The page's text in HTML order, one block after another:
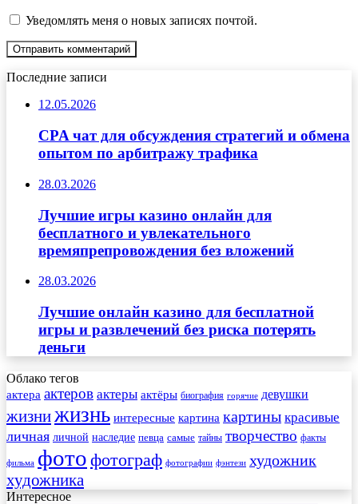
Уведомлять меня о новых записях почтой.
Последние записи
12.05.2026
CPA чат для обсуждения стратегий и обмена
опытом по арбитражу трафика
28.03.2026
Лучшие игры казино онлайн для
бесплатного и увлекательного
времяпрепровождения без вложений
28.03.2026
Лучшие онлайн казино для бесплатной
игры и развлечений без риска потерять
деньги
Облако тегов
актера актеров актеры актёры биография горячие девушки
жизнижизнь интересные картина картины красивые
личная личной наследие певца самые тайны творчество факты
фильма фото фотограф фотографии фэнтези художник
художника
Интересное